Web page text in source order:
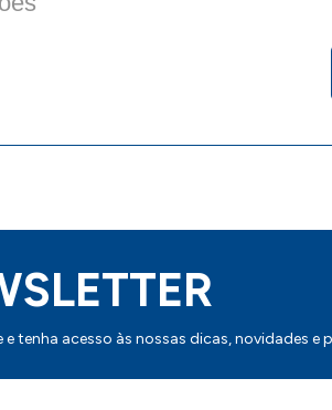
e tenha acesso às nossas dicas, novidades e